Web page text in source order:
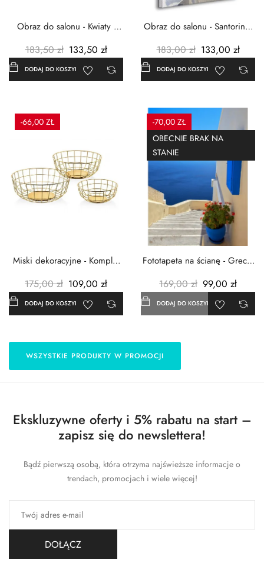
Obraz do salonu - Kwiaty -
183,50 zł 133,50 zł
DODAJ DO KOSZYKA
Obraz do salonu - Santorini -
183,00 zł 133,00 zł
DODAJ DO KOSZYKA
-66,00 ZŁ
Miski dekoracyjne - Komplet
175,00 zł 109,00 zł
DODAJ DO KOSZYKA
-70,00 ZŁ
OBECNIE BRAK NA
STANIE
Fototapeta na ścianę - Grecja
169,00 zł 99,00 zł
DODAJ DO KOSZYKA
WSZYSTKIE PRODUKTY W PROMOCJI
Ekskluzywne oferty i 5% rabatu na start –
zapisz się do newslettera!
Bądź pierwszą osobą, która otrzyma najświeższe informacje o
trendach, promocjach i wiele więcej!
DOŁĄCZ